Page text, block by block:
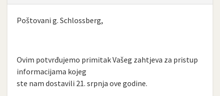
Poštovani g. Schlossberg,
Ovim potvrđujemo primitak Vašeg zahtjeva za pristup
informacijama kojeg
ste nam dostavili 21. srpnja ove godine.